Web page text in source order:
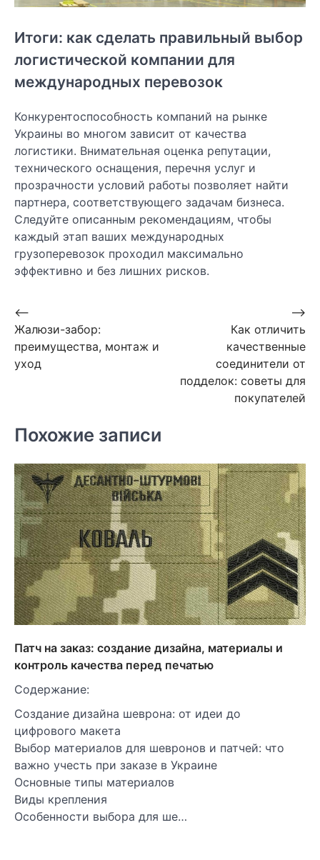
Итоги: как сделать правильный выбор
логистической компании для
международных перевозок
Конкурентоспособность компаний на рынке
Украины во многом зависит от качества
логистики. Внимательная оценка репутации,
технического оснащения, перечня услуг и
прозрачности условий работы позволяет найти
партнера, соответствующего задачам бизнеса.
Следуйте описанным рекомендациям, чтобы
каждый этап ваших международных
грузоперевозок проходил максимально
эффективно и без лишних рисков.
Навигация
по
записям
⟵
Жалюзи-забор:
преимущества, монтаж и
уход
Как отличить
качественные
соединители от
подделок: советы для
покупателей
⟶
Похожие записи
Патч на заказ: создание дизайна, материалы и
контроль качества перед печатью
Содержание:
Создание дизайна шеврона: от идеи до
цифрового макета
Выбор материалов для шевронов и патчей: что
важно учесть при заказе в Украине
Основные типы материалов
Виды крепления
Особенности выбора для ше…